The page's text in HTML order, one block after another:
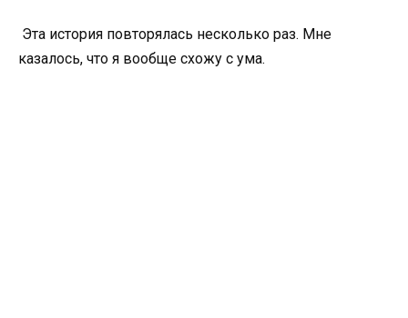
Эта история повторялась несколько раз. Мне
казалось, что я вообще схожу с ума.